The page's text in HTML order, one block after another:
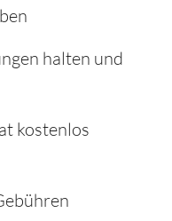
halten und
kostenlos